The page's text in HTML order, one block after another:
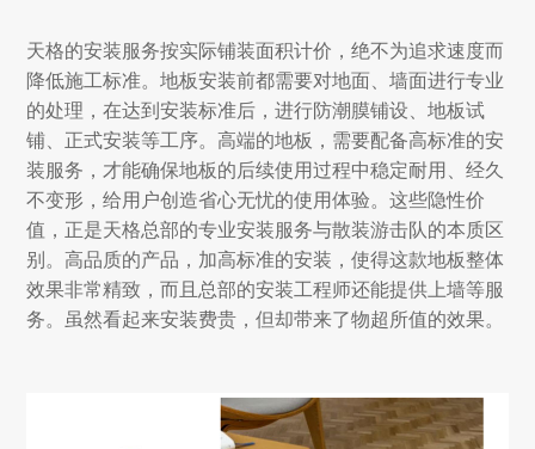
天格的安装服务按实际铺装面积计价，绝不为追求速度而
降低施工标准。地板安装前都需要对地面、墙面进行专业
的处理，在达到安装标准后，进行防潮膜铺设、地板试
铺、正式安装等工序。高端的地板，需要配备高标准的安
装服务，才能确保地板的后续使用过程中稳定耐用、经久
不变形，给用户创造省心无忧的使用体验。这些隐性价
值，正是天格总部的专业安装服务与散装游击队的本质区
别。高品质的产品，加高标准的安装，使得这款地板整体
效果非常精致，而且总部的安装工程师还能提供上墙等服
务。虽然看起来安装费贵，但却带来了物超所值的效果。